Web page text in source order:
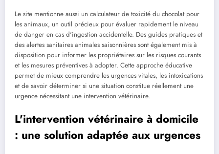
Le site mentionne aussi un calculateur de toxicité du chocolat pour
les animaux, un outil précieux pour évaluer rapidement le niveau
de danger en cas d'ingestion accidentelle. Des guides pratiques et
des alertes sanitaires animales saisonnières sont également mis à
disposition pour informer les propriétaires sur les risques courants
et les mesures préventives à adopter. Cette approche éducative
permet de mieux comprendre les urgences vitales, les intoxications
et de savoir déterminer si une situation constitue réellement une
urgence nécessitant une intervention vétérinaire.
L'intervention vétérinaire à domicile
: une solution adaptée aux urgences